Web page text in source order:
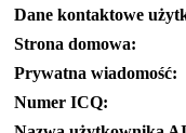
Dane kontaktowe
Strona domowa:
Prywatna wiadomość:
Numer ICQ: